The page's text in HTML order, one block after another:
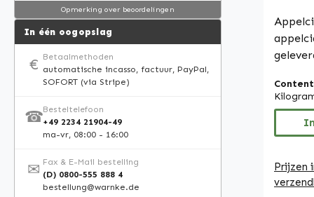
Opmerking over beoordelingen
In één oogopslag
€ Betaalmethoden
automatische incasso, factuur, PayPal,
SOFORT (via Stripe)
☎Besteltelefoon
+49 2234 21904-49
ma-vr, 08:00 - 16:00
✉ Fax & E-Mail bestelling
(D) 0800-555 888 4
bestellung@warnke.de
Met
biedt
manier
Prijzen